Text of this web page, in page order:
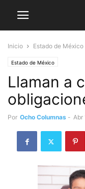
Inicio Estado de México
Estado de México
Llaman a
Por Ocho Columnas - Abr